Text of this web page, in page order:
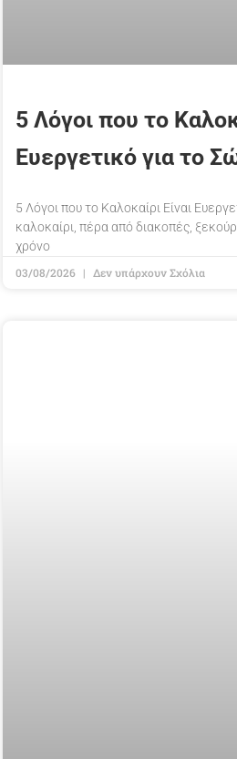
5 Λόγοι που το
Ευεργετικό για το
5 Λόγοι που το Καλοκαίρι Είναι
καλοκαίρι, πέρα από διακοπές,
χρόνο
03/08/2026
Δεν υπάρχουν Σχόλια